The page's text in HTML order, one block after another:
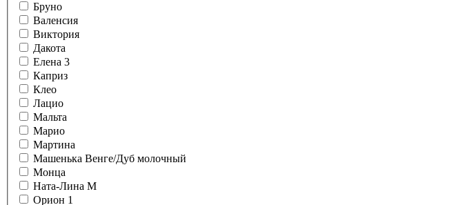
Бруно
Валенсия
Виктория
Дакота
Елена 3
Каприз
Клео
Лацио
Мальта
Марио
Мартина
Машенька Венге/Дуб молочный
Монца
Ната-Лина М
Орион 1